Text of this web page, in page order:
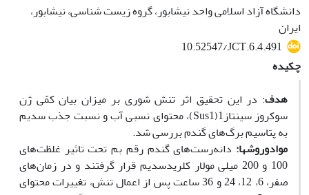
دانشگاه آزاد اسلامی واحد نیشابور، گروه زیست شناسی، نیشابور،
ایران
10.52547/JCT.6.4.491
چکیده
هدف: در این تحقیق اثر تنش شوری بر میزان بیان کمّی ژن
سوکروز سینتاز1(Sus1)، محتوای نسبی آب و نسبت جذب سدیم
به پتاسیم برگ‌های گندم بررسی شد.
موادوروش‏ها: دانه‌رست‌های گندم رقم بم تحت تاثیر غلظت‌های
100 و 200 میلی مولار کلریدسدیم قرار گرفتند و در زمان‌های
صفر، 6، 12، 24 و 36 ساعت پس از اعمال تنش، تغییرات محتوای